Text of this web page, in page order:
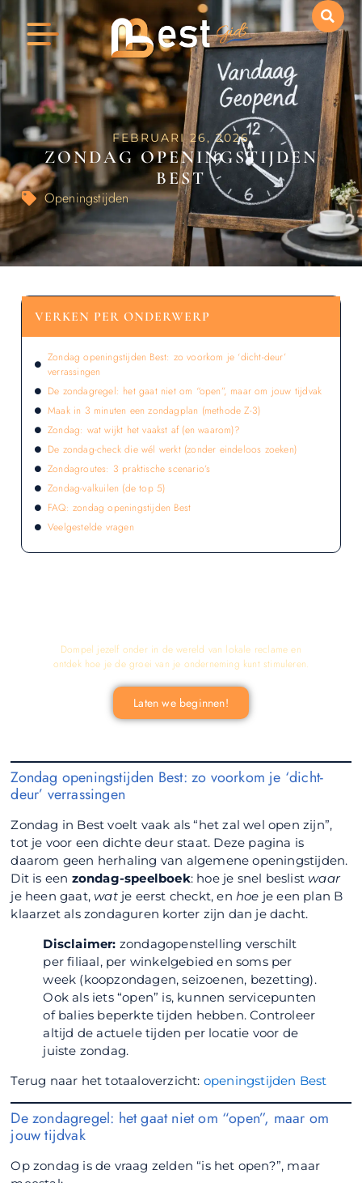
FEBRUARI 26, 2026
ZONDAG OPENINGSTIJDEN
BEST
Openingstijden
Zondag openingstijden Best: zo voorkom je ‘dicht-
deur’ verrassingen
Zondag in Best voelt vaak als “het zal wel open zijn”,
tot je voor een dichte deur staat. Deze pagina is
daarom geen herhaling van algemene openingstijden.
Dit is een zondag-speelboek: hoe je snel beslist waar
je heen gaat, watje eerst checkt, enhoe je een plan B
klaarzet als zondaguren korter zijn dan je dacht.
Disclaimer: zondagopenstelling verschilt
per filiaal, per winkelgebied en soms per
week (koopzondagen, seizoenen, bezetting).
Ook als iets “open” is, kunnen servicepunten
of balies beperkte tijden hebben. Controleer
altijd de actuele tijden per locatie voor de
juiste zondag.
Terug naar het totaaloverzicht: openingstijden Best
De zondagregel: het gaat niet om “open”, maar om
jouw tijdvak
Op zondag is de vraag zelden “is het open?”, maar
VERKEN PER ONDERWERP
Zondag openingstijden Best: zo voorkom je ‘dicht-deur’
verrassingen
De zondagregel: het gaat niet om “open”, maar om jouw tijdvak
Maak in 3 minuten een zondagplan (methode Z-3)
Zondag: wat wijkt het vaakst af (en waarom)?
De zondag-check die wél werkt (zonder eindeloos zoeken)
Zondagroutes: 3 praktische scenario’s
Zondag-valkuilen (de top 5)
FAQ: zondag openingstijden Best
Veelgestelde vragen
Dompel jezelf onder in de wereld van lokale reclame en
ontdek hoe je de groei van je onderneming kunt stimuleren.
Laten we beginnen!